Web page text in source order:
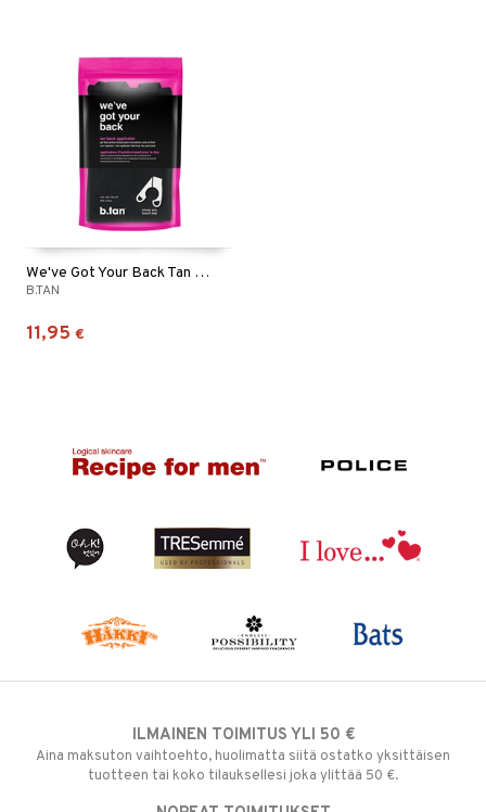
We've Got Your Back Tan Mitt
B.TAN
11,95 €
ILMAINEN TOIMITUS YLI 50 €
Aina maksuton vaihtoehto, huolimatta siitä ostatko yksittäisen
tuotteen tai koko tilauksellesi joka ylittää 50 €.